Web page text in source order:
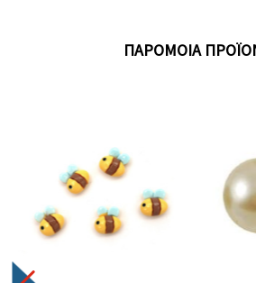
ΠΑΡΌΜΟΙΑ